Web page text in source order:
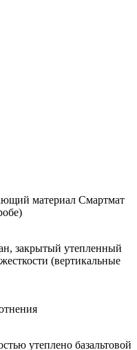
материал Смартмат
закрытый утепленный
(вертикальные
утеплено базальтовой